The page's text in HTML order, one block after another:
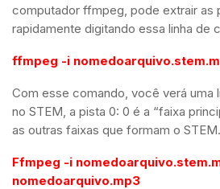
computador ffmpeg, pode extrair as
rapidamente digitando essa linha de
ffmpeg -i
Com esse comando, você verá uma
no STEM, a pista 0: 0 é a “faixa
as outras faixas que formam o STEM.
Ffmpeg -i
nomedoarquivo.mp3